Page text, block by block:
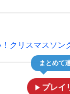
クリスマスソン
play_arrow プレイ
まとめて